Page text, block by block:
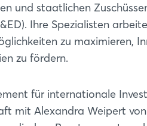
und staatlichen
Ihre Spezialisten
zu maximieren,
zu fördern.
für internationale
mit Alexandra Weipert von